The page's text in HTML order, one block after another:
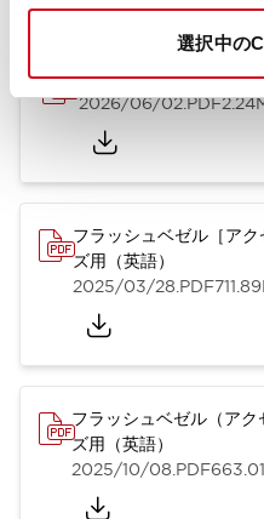
選択中の
A6シリーズ φ16小形コ
2026/06/02.PDF
フラッシュベゼル［ア
ズ用（英語）
2025/03/28.PDF
フラッシュベゼル（ア
ズ用（英語）
2025/10/08.PDF